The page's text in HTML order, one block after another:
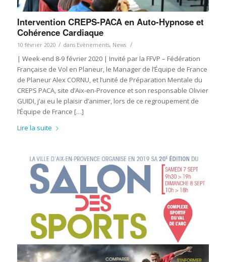
Intervention CREPS-PACA en Auto-Hypnose et
Cohérence Cardiaque
10 février 2020 / dans Evènements, News /
| Week-end 8-9 février 2020 | Invité par la FFVP – Fédération
Française de Vol en Planeur, le Manager de l’Équipe de France
de Planeur Alex CORNU, et l’unité de Préparation Mentale du
CREPS PACA, site d’Aix-en-Provence et son responsable Olivier
GUIDI, j’ai eu le plaisir d’animer, lors de ce regroupement de
l’Équipe de France […]
Lire la suite